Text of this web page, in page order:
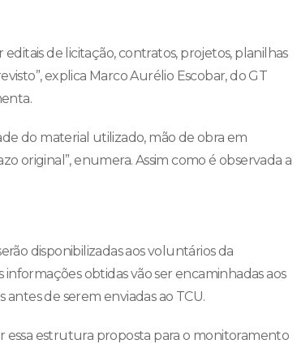
de licitação, contratos, projetos, planilhas
explica Marco Aurélio Escobar, do GT
do material utilizado, mão de obra em
original”, enumera. Assim como é observada a
disponibilizadas aos voluntários da
obtidas vão ser encaminhadas aos
de serem enviadas ao TCU.
essa estrutura proposta para o monitoramento